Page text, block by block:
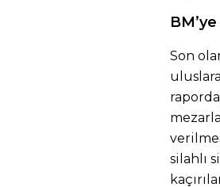
Son
silahlı